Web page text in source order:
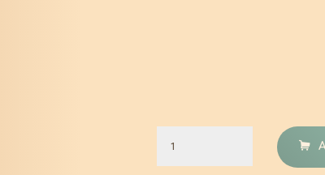
quantité
de